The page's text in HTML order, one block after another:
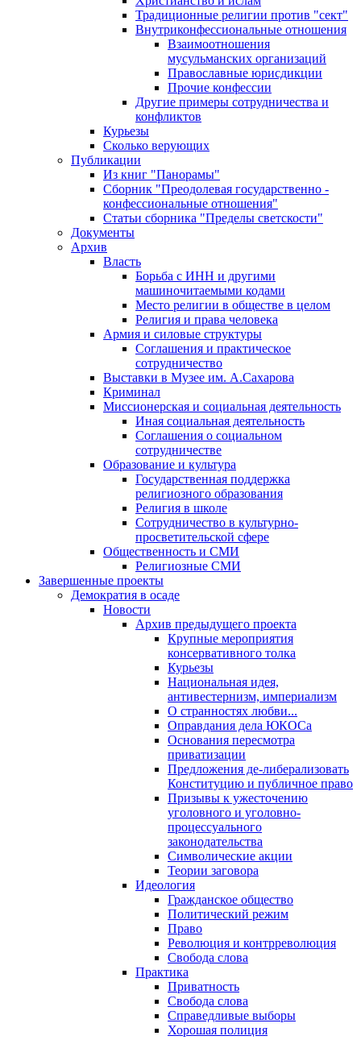
Традиционные религии против "сект"
Внутриконфессиональные отношения
Взаимоотношения
мусульманских организаций
Православные юрисдикции
Прочие конфессии
Другие примеры сотрудничества и
конфликтов
Курьезы
Сколько верующих
Публикации
Из книг "Панорамы"
Сборник "Преодолевая государственно -
конфессиональные отношения"
Статьи сборника "Пределы светскости"
Документы
Архив
Власть
Борьба с ИНН и другими
машиночитаемыми кодами
Место религии в обществе в целом
Религия и права человека
Армия и силовые структуры
Соглашения и практическое
сотрудничество
Выставки в Музее им. А.Сахарова
Криминал
Миссионерская и социальная деятельность
Иная социальная деятельность
Соглашения о социальном
сотрудничестве
Образование и культура
Государственная поддержка
религиозного образования
Религия в школе
Сотрудничество в культурно-
просветительской сфере
Общественность и СМИ
Религиозные СМИ
Завершенные проекты
Демократия в осаде
Новости
Архив предыдущего проекта
Крупные мероприятия
консервативного толка
Курьезы
Национальная идея,
антивестернизм, империализм
О странностях любви...
Оправдания дела ЮКОСа
Основания пересмотра
приватизации
Предложения де-либерализовать
Конституцию и публичное право
Призывы к ужесточению
уголовного и уголовно-
процессуального
законодательства
Символические акции
Теории заговора
Идеология
Гражданское общество
Политический режим
Право
Революция и контрреволюция
Свобода слова
Практика
Приватность
Свобода слова
Справедливые выборы
Хорошая полиция